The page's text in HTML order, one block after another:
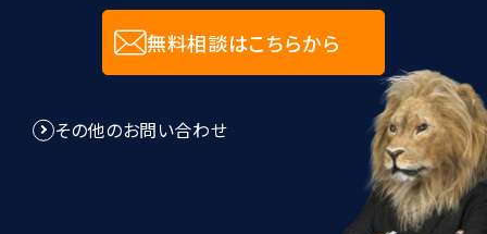
8.個人情報管理規程に関して
当社は、個人情報管理規程を制定し、個
人情報に関する法令及びその他の規範に
適合させ、これらを遵守いたします。
無料相談はこちらから
その他のお問い合わせ